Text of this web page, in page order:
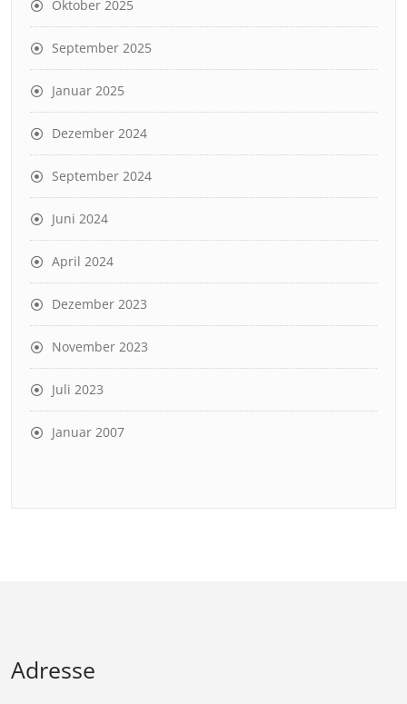
Oktober 2025
September 2025
Januar 2025
Dezember 2024
September 2024
Juni 2024
April 2024
Dezember 2023
November 2023
Juli 2023
Januar 2007
Adresse